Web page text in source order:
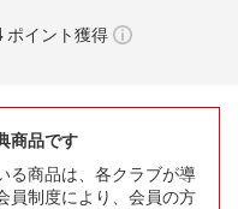
ポイント獲得
商品です
る商品は、各クラブが導
員制度により、会員の方